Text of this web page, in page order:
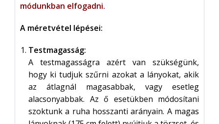
módunkban elfogadni.
A méretvétel lépései:
Testmagasság:
A testmagasságra azért van szükségünk,
hogy ki tudjuk szűrni azokat a lányokat, akik
az átlagnál magasabbak, vagy esetleg
alacsonyabbak. Az ő esetükben módosítani
szoktunk a ruha hosszanti arányain. A magas